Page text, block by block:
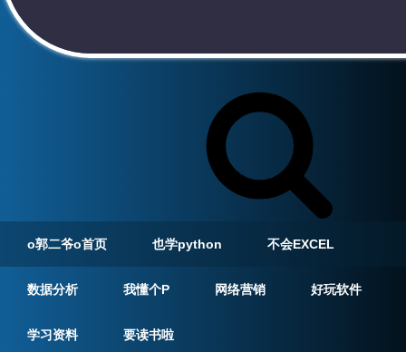
o郭二爷o首页 也学python 不会EXCEL
数据分析 我懂个P 网络营销 好玩软件
学习资料 要读书啦